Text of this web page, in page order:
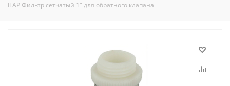
ITAP Фильтр сетчатый 1" для обратного клапана